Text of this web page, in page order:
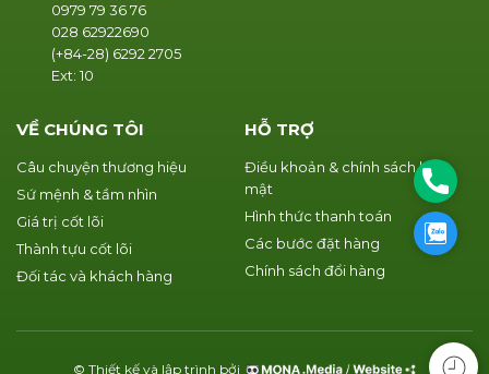
VỀ CHÚNG TÔI
Câu chuyện thương hiệu
Sứ mệnh & tầm nhìn
Giá trị cốt lõi
Thành tựu cốt lõi
Đối tác và khách hàng
HỖ TRỢ
Điều khoản & chính sách bảo
mật
Hình thức thanh toán
Các bước đặt hàng
Chính sách đổi hàng
0979 79 36 76
028 62922690
(+84-28) 6292 2705
Ext: 10
© Thiết kế và lập trình bởi
Phone
Zalo